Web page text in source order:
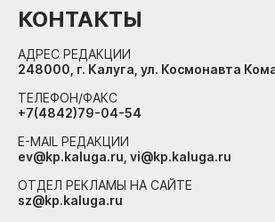
КОНТАКТЫ
АДРЕС РЕДАКЦИИ
248000, г. Калуга, ул. Космонавта
ТЕЛЕФОН/ФАКС
+7(4842)79-04-54
E-MAIL РЕДАКЦИИ
ev@kp.kaluga.ru, vi@kp.kaluga.ru
ОТДЕЛ РЕКЛАМЫ НА САЙТЕ
sz@kp.kaluga.ru